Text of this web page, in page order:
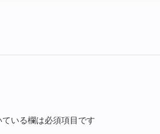
ている欄は必須項目です